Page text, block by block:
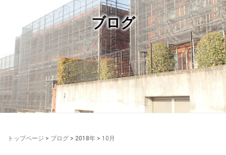
ブログ
トップページ > ブログ > 2018年 > 10月